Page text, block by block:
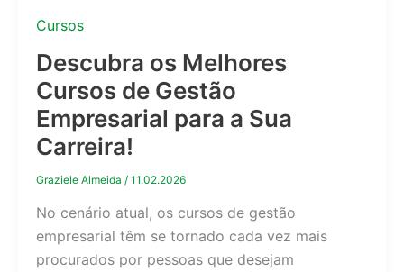
Cursos
Descubra os Melhores
Cursos de Gestão
Empresarial para a Sua
Carreira!
Graziele Almeida / 11.02.2026
No cenário atual, os cursos de gestão
empresarial têm se tornado cada vez mais
procurados por pessoas que desejam